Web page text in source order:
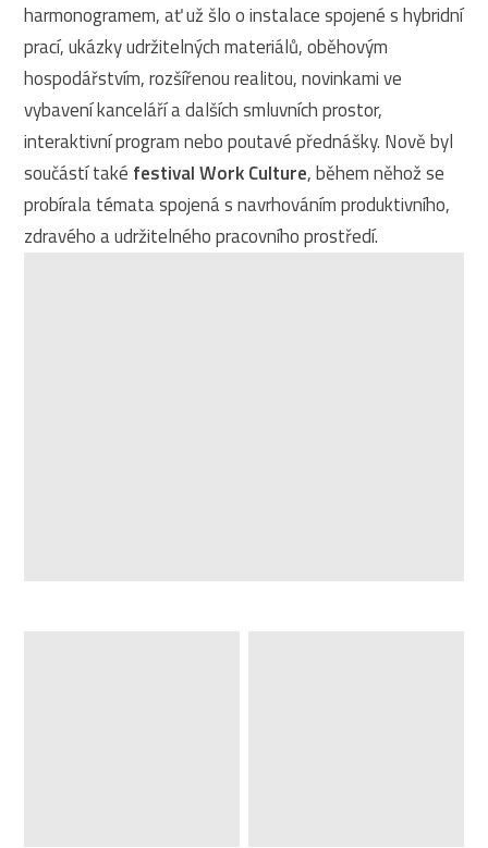
harmonogramem, ať už šlo o instalace spojené s hybridní
prací, ukázky udržitelných materiálů, oběhovým
hospodářstvím, rozšířenou realitou, novinkami ve
vybavení kanceláří a dalších smluvních prostor,
interaktivní program nebo poutavé přednášky. Nově byl
součástí také festival Work Culture, během něhož se
probírala témata spojená s navrhováním produktivního,
zdravého a udržitelného pracovního prostředí.